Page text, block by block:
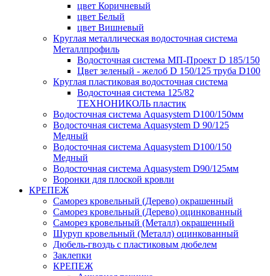
цвет Коричневый
цвет Белый
цвет Вишневый
Круглая металлическая водосточная система
Металлпрофиль
Водосточная система МП-Проект D 185/150
Цвет зеленый - желоб D 150/125 труба D100
Круглая пластиковая водосточная система
Водосточная система 125/82
ТЕХНОНИКОЛЬ пластик
Водосточная система Aquasystem D100/150мм
Водосточная система Aquasystem D 90/125
Медный
Водосточная система Aquasystem D100/150
Медный
Водосточная система Aquasystem D90/125мм
Воронки для плоской кровли
КРЕПЕЖ
Саморез кровельный (Дерево) окрашенный
Саморез кровельный (Дерево) оцинкованный
Саморез кровельный (Металл) окрашенный
Шуруп кровельный (Металл) оцинкованный
Дюбель-гвоздь с пластиковым дюбелем
Заклепки
КРЕПЕЖ